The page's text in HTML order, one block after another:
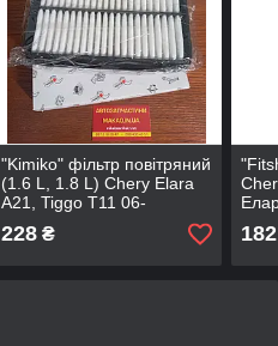
"Kimiko" фільтр повітряний
(1.6 L, 1.8 L) Chery Elara
A21, Tiggo T11 06-
228₴ 182